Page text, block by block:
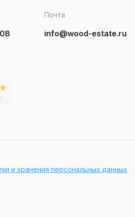
Почта
info@wood-estate.ru
и хранения персональных данных